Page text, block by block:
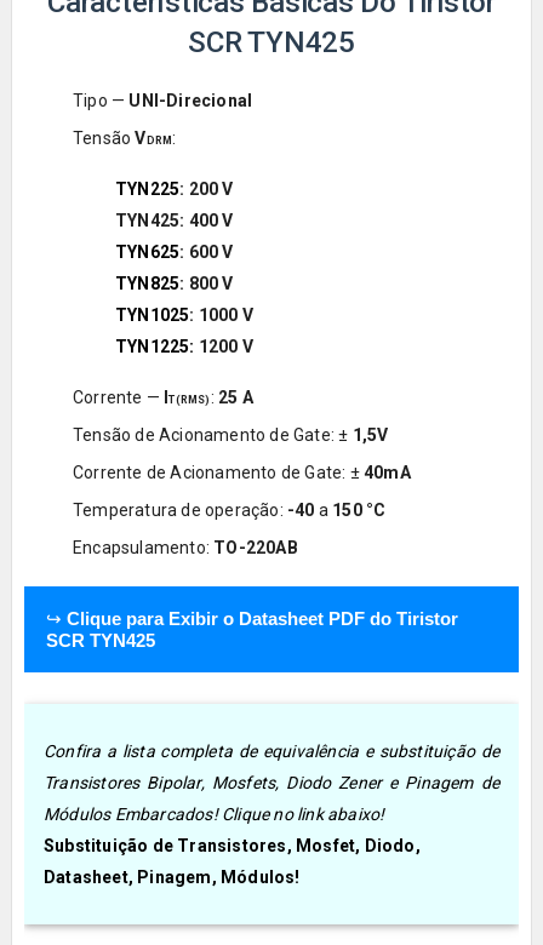
SCR TYN425
Tipo — UNI-Direcional
TensãoV DRM :
TYN225: 200 V
TYN425: 400 V
TYN625: 600 V
TYN825: 800 V
TYN1025: 1000 V
TYN1225: 1200 V
Corrente — IT(RMS) : 25 A
Tensão de Acionamento de Gate: ± 1,5V
Corrente de Acionamento de Gate: ±40mA
Temperatura de operação: -40 a 150 °C
Encapsulamento: TO-220AB
↪ Clique para Exibir o Datasheet PDF do Tiristor
SCR TYN425
Confira a lista completa de equivalência e substituição de
Transistores Bipolar, Mosfets, Diodo Zener e Pinagem de
Módulos Embarcados! Clique no link abaixo!
Substituição de Transistores, Mosfet, Diodo,
Datasheet, Pinagem, Módulos!